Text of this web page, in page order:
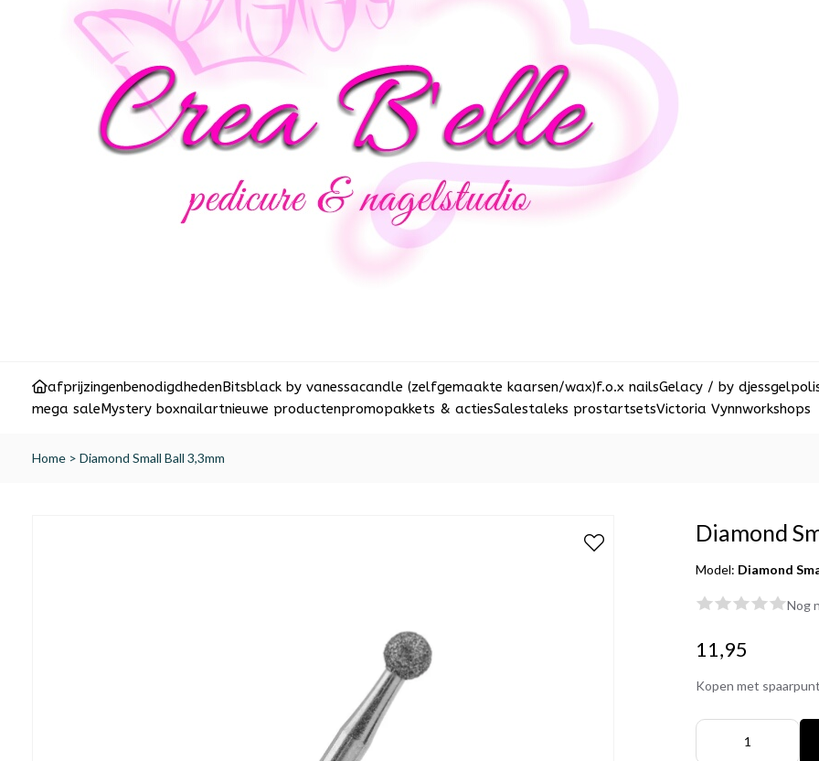
afprijzingenbenodigdhedenBitsblack by vanessacandle (zelfgemaakte kaarsen/wax)f.o.x nailsGelacy / by djess
mega saleMystery boxnailartnieuwe productenpromopakkets & actiesSalestaleks prostartsetsVictoria Vynnworkshops
Home > Diamond Small Ball 3,3mm
Diamond
Model: Diamond
Nog
11,95
Kopen met